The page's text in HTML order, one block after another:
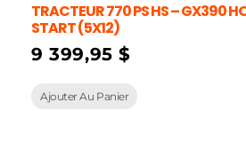
TRACTEUR 770 PS HS – GX390
START (5X12)
9 399,95$
Ajouter Au Panier